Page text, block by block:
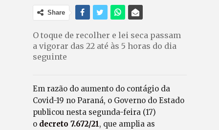
Share
O toque de recolher e lei seca passam
a vigorar das 22 até às 5 horas do dia
seguinte
Em razão do aumento do contágio da
Covid-19 no Paraná, o Governo do Estado
publicou nesta segunda-feira (17)
o decreto 7.672/21, que amplia as